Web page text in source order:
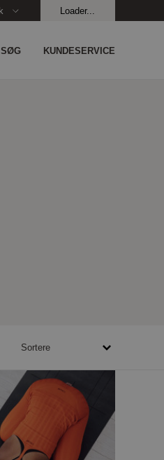
Loader...
SØG KUNDESERVICE
Sortere